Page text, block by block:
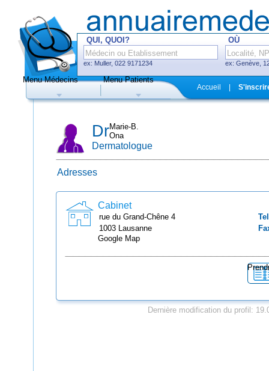
QUI, QUOI?
ex: Muller, 022 9171234
OÙ
ex: Genève,
Hôpitaux, cliniques
de prise de rendez-vous en ligne
Menu Médecins Menu Patients
Accueil
DrMarie-B.
Ona
Dermatologue
Adresses
Cabinet
rue du Grand-Chêne 4
1003 Lausanne
Google Map
Dernière modification du profil: